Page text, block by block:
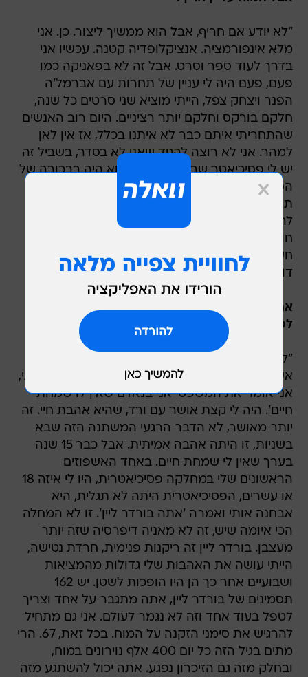
"לא יודע אם חריף, אבל הוא ממשיך ליצור. כן. אני
מלא אינפורמציה. אנציקלופדיה קטנה. עכשיו אני
בדרך לעוד ספר וסרט. אבל זה לא בפאניקה כמו
פעם, פעם היה לי עניין של תחרות עם אברמל'ה
הפנר ויצחק צפל, הייתי מוציא שני סרטים כל שנה,
חלקם בורקס וחלקם יותר רציניים. היום רוב האנשים
שהתחריתי איתם כבר לא איתנו בכלל, אז אין לאן
למהר. אני לא רוצה להגיד שאני לא בסדר, בשביל זה
יש לי פסיכיאטר שבא עד הבית. הוא היה בבכורה של
הסדרה ואמר שאני הורג אותו, שאחרי שראה את
תערוכת הציורים שלי ואת 'ד"ר פומרנץ' הוא יבוא
להיות מטופל שלי. שאי אפשר להגיד עליי שום דבר
חוץ מזה שאני אולי קצת נרקיסיסט, אבל זה לא
חשוב. אולי אם היו קוראים לי דודו טופז, שהוא היה
דוגמה אבסולוטית. אבל אני לא בדרך שלו".
אתה דווקא נראה הרבה יותר בסדר מהמצופה.
לפחות נפשית.
"לא, לא, זה גם נפשית ולא רק פיזית. ורד שהיתה
אשתי 16 שנה תמיד אומרת שמאז שהיא פגשה אותי,
אני אומר את המשפט 'אני בנאדם שאין לו שמחת
חיים'. היה לי קצת אושר עם ורד, שהיא אהבת חיי. זה
יותר מאושר, לא הדבר הרגעי המשתנה הזה שבא
בשניות, זו היתה אהבה אמיתית. אבל כבר 15 שנה
בערך שאין לי שמחת חיים. באחד האשפוזים
הראשונים שלי במחלקה פסיכיאטרית, היו לי איזה 18
או עשרים, הפסיכיאטרית היתה לא תגלית, היא
אבחנה אותי ואמרה 'אתה בורדר ליין'. זו לא המחלה
הכי איומה שיש, זה לא מאניה דיפרסיה שזה יותר
מעצבן. בורדר ליין זה ריקנות פנימית, חרדת נטישה,
הייתי עושה את האהבות שלי גדולות מהמציאות
ושבועיים אחר כך הן היו הופכות לשטן. יש 162
תסמינים של בורדר ליין, אתה מתגבר על אחד וצריך
לטפל בעוד אחד וזה לא נגמר לעולם. אני גם מתחיל
להרגיש את סימני הזקנה על המוח. בכל זאת, 67. הרי
מתים בגיל הזה כל יום 400 אלף נוירונים במוח,
ובחלק מזה גם הזיכרון נפגע. אתה יכול להשתגע מזה